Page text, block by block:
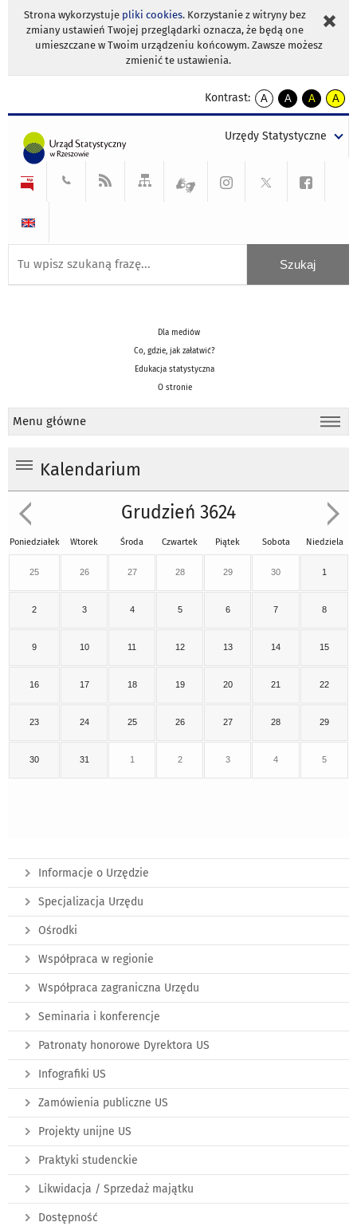
Strona wykorzystuje pliki cookies. Korzystanie z witryny bez
zmiany ustawień Twojej przeglądarki oznacza, że będą one
umieszczane w Twoim urządzeniu końcowym. Zawsze możesz
zmienić te ustawienia.
Kontrast:
A
kontrast
A
kontrast
tekst
czarnym
A
kontrast
tekst
czarnym
A
tekst
żółtym
Urzędy Statystyczne
Dla mediów
Co, gdzie, jak załatwić?
Edukacja statystyczna
O stronie
Menu główne
Kalendarium
Grudzień 3624
Poniedziałek Wtorek Środa Czwartek Piątek Sobota Niedziela
25 26 27 28 29 30 1
2 3 4 5 6 7 8
9 10 11 12 13 14 15
16 17 18 19 20 21 22
23 24 25 26 27 28 29
30 31 1 2 3 4 5
Informacje o Urzędzie
Specjalizacja Urzędu
Ośrodki
Współpraca w regionie
Współpraca zagraniczna Urzędu
Seminaria i konferencje
Patronaty honorowe Dyrektora US
Infografiki US
Zamówienia publiczne US
Projekty unijne US
Praktyki studenckie
Likwidacja / Sprzedaż majątku
Dostępność